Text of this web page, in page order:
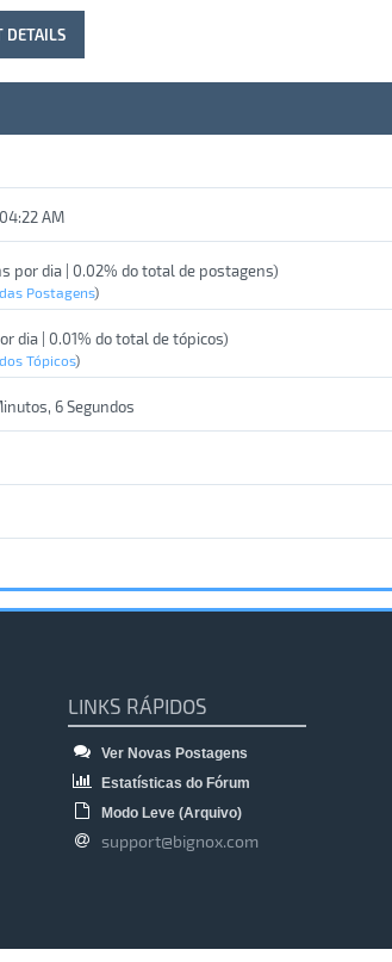
DETAILS
AM
por dia | 0.02% do total de postagens)
Postagens)
dia | 0.01% do total de tópicos)
Tópicos)
6 Segundos
LINKS RÁPIDOS
Ver Novas Postagens
Estatísticas do Fórum
Modo Leve (Arquivo)
support@bignox.com